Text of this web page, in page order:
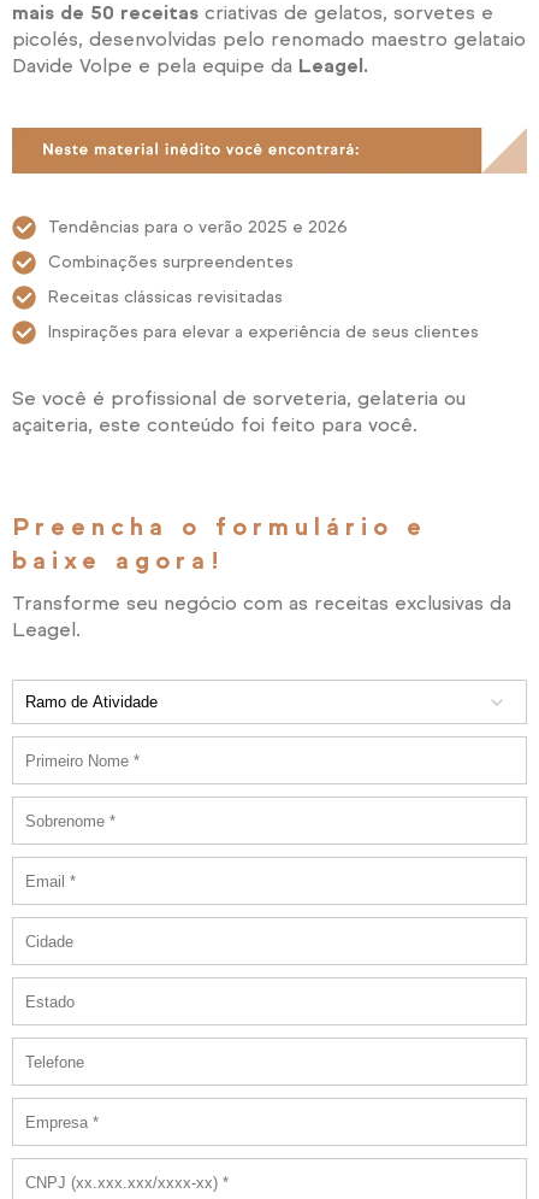
mais de 50 receitas criativas de gelatos, sorvetes e
picolés, desenvolvidas pelo renomado maestro gelataio
Davide Volpe e pela equipe da Leagel.
Tendências para o verão 2025 e 2026
Combinações surpreendentes
Receitas clássicas revisitadas
Inspirações para elevar a experiência de seus clientes
Se você é profissional de sorveteria, gelateria ou
açaiteria, este conteúdo foi feito para você.
Preencha o formulário e
baixe agora!
Transforme seu negócio com as receitas exclusivas da
Leagel.